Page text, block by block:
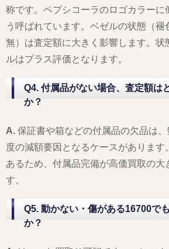
称です。ペプシコーラのロゴカラーに
う呼ばれています。ベゼルの状態（褪
無）は査定額に大きく影響します。状
ルはプラス評価となります。
Q4. 付属品がない場合、査定額は
か？
A. 保証書や箱などの付属品の欠品は
度の減額要因となるケースがあります
あるため、付属品完備が高価買取の大
す。
Q5. 動かない・傷がある16700で
か？